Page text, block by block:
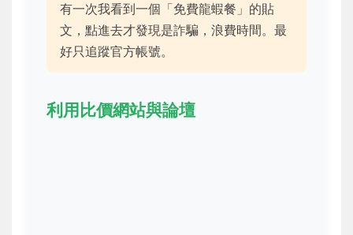
有一次我看到一個「免費龍蝦餐」的貼
文，點進去才發現是詐騙，浪費時間。最
好只追蹤官方帳號。
利用比價網站與論壇